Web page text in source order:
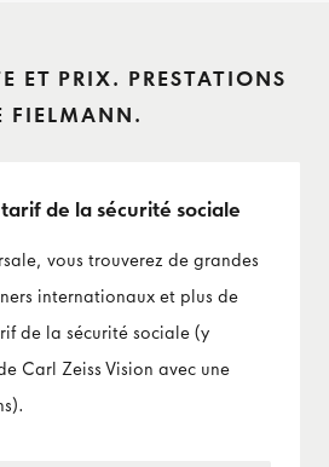
ET PRIX. PRESTATIONS
FIELMANN.
de la sécurité sociale
vous trouverez de grandes
internationaux et plus de
de la sécurité sociale (y
Carl Zeiss Vision avec une